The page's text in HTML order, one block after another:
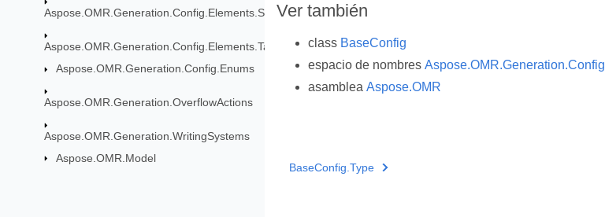
Aspose.OMR.Generation.Config.Elements.ScoreGroup
Aspose.OMR.Generation.Config.Elements.Table
Aspose.OMR.Generation.Config.Enums
Aspose.OMR.Generation.OverflowActions
Aspose.OMR.Generation.WritingSystems
Aspose.OMR.Model
Ver también
class BaseConfig
espacio de nombres Aspose.OMR.Generation.Config
asamblea Aspose.OMR
BaseConfig.Type